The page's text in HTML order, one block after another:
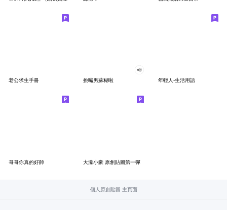
老公求生手冊 挑嘴男蘇糊啦 年輕人-生活用語
哥哥你真的好帥 大濠小豪 原創貼圖第一彈
個人原創貼圖 主頁面